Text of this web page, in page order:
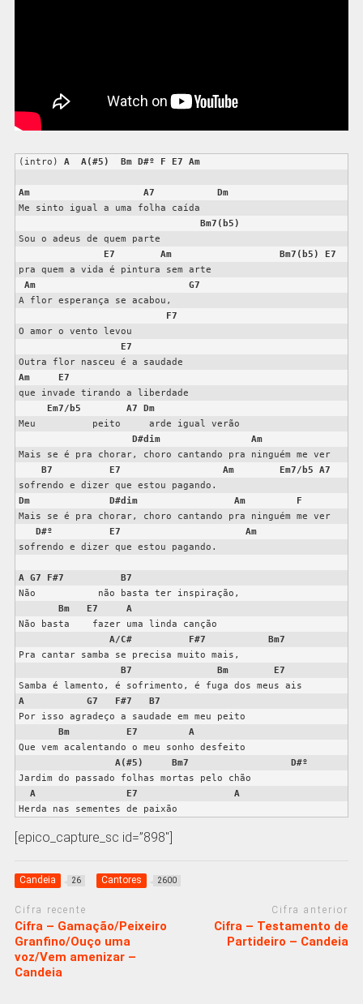
(intro) A A(#5) Bm D#º F E7 Am
Am A7
Dm
Me sinto igual a uma folha caída
Bm7(b5)
Sou o adeus de quem parte
E7
Am Bm7(b5)
E7
pra quem a vida é pintura sem arte
Am
G7
A flor esperança se acabou,
F7
O amor o vento levou
E7
Am
E7
que invade tirando a liberdade
Em7/b5
A7
Dm
Meu          peito     arde igual verão
D#dim
Am
Mais se é pra chorar, choro cantando pra ninguém me ver
B7
E7 Am Em7/b5
A7
Dm
D#dim Am
F
Mais se é pra chorar, choro cantando pra ninguém me ver
D#º
E7
Am
sofrendo e dizer que estou pagando.
A G7 F#7
B7
Não           não basta ter inspiração,
Bm
E7
A
Não basta    fazer uma linda canção
A/C#
F#7
Bm7
Pra cantar samba se precisa muito mais,
B7
Bm
E7
A
G7 F#7
B7
Por isso agradeço a saudade em meu peito
Bm
E7
A
Que vem acalentando o meu sonho desfeito
A(#5)
Bm7
D#º
Jardim do passado folhas mortas pelo chão
A
E7
A
Herda nas sementes de paixão
[epico_capture_sc id=”898″]
Candeia 26 Cantores 2600
Cifra recente
Cifra – Gamação/Peixeiro
Granfino/Ouço uma
voz/Vem amenizar –
Candeia
Cifra anterior
Cifra – Testamento de
Partideiro – Candeia